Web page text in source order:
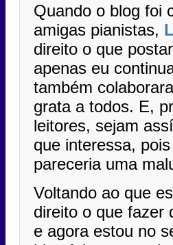
Quando o blog foi
amigas pianistas,
direito o que
apenas eu
também
grata a todos. E,
leitores, sejam
que interessa,
pareceria uma
Voltando ao que
direito o que fazer
e agora estou no